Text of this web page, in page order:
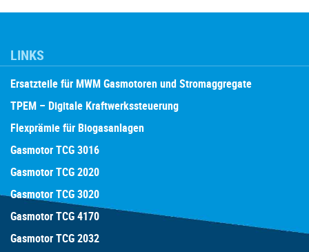
LINKS
Ersatzteile für MWM Gasmotoren und Stromaggregate
TPEM – Digitale Kraftwerkssteuerung
Flexprämie für Biogasanlagen
Gasmotor TCG 3016
Gasmotor TCG 2020
Gasmotor TCG 3020
Gasmotor TCG 4170
Gasmotor TCG 2032